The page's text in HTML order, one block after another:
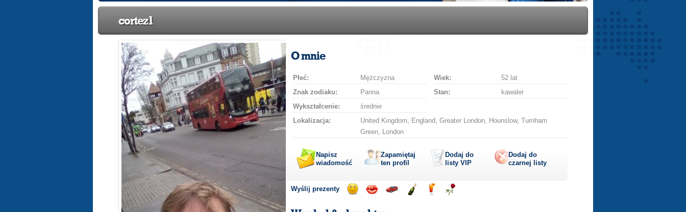
cortez1
O mnie
Płeć: Mężczyzna Wiek:
52 lat
Znak zodiaku:
Panna Stan:
kawaler
Wykształcenie:
średnie
Lokalizacja:
United Kingdom, England, Greater London, Hounslow, Turnham
Green, London
Napisz
wiadomość
Zapamiętaj
ten profil
Dodaj do
listy VIP
Dodaj do
czarnej listy
Wyślij prezenty
uśmiechbuziaka